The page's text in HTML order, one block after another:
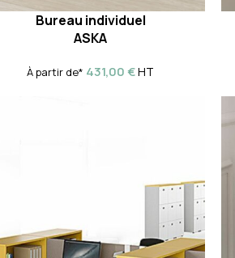
Bureau individuel
ASKA
À partir de* 431,00€HT